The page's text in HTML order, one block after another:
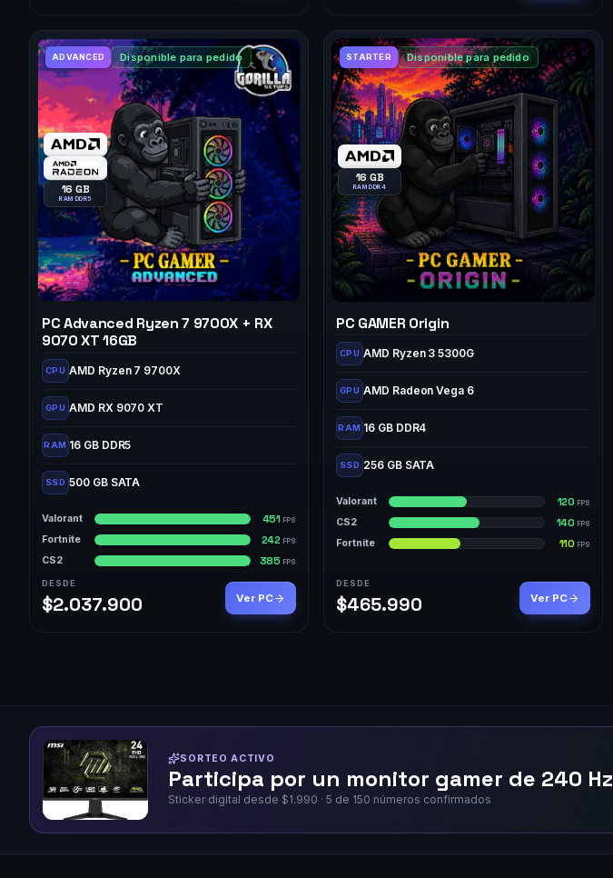
ADVANCED Disponible para pedido
16 GB
RAM DDR5
PC Advanced Ryzen 7 9700X + RX
9070 XT 16GB
CPU AMD Ryzen 7 9700X
GPU AMD RX 9070 XT
RAM 16 GB DDR5
SSD 500 GB SATA
Valorant 451 FPS
Fortnite 242 FPS
CS2 385 FPS
DESDE
$2.037.900 Ver PC
STARTER Disponible para pedido
16 GB
RAM DDR4
PC GAMER Origin
CPU AMD Ryzen 3 5300G
GPU AMD Radeon Vega 6
RAM 16 GB DDR4
SSD 256 GB SATA
Valorant 120FPS
CS2 140FPS
Fortnite 110FPS
DESDE
$465.990 Ver PC
SORTEO ACTIVO
Participa por un monitor gamer de 240 Hz
Sticker digital desde $1.990 · 5 de 150 números confirmados